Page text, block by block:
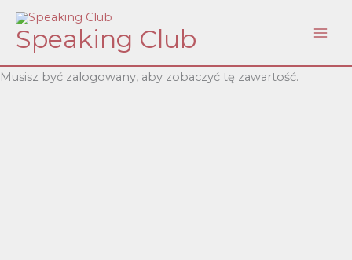
Skip
content
Speaking Club
Musisz być zalogowany, aby zobaczyć tę zawartość.